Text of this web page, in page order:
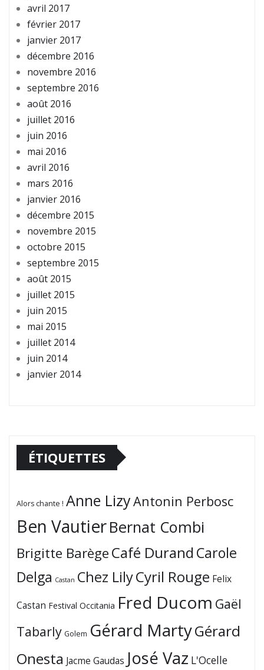
avril 2017
février 2017
janvier 2017
décembre 2016
novembre 2016
septembre 2016
août 2016
juillet 2016
juin 2016
mai 2016
avril 2016
mars 2016
janvier 2016
décembre 2015
novembre 2015
octobre 2015
septembre 2015
août 2015
juillet 2015
juin 2015
mai 2015
juillet 2014
juin 2014
janvier 2014
ÉTIQUETTES
Alors chante ! Anne LizyAntonin Perbosc
Ben VautierBernat Combi
Brigitte BarègeCafé Durand Carole
Delga Castan Chez LilyCyril Rouge Felix
Castan Festival Occitania Fred Ducom Gaël
Tabarly Golem Gérard MartyGérard
Onesta Jacme Gaudas José Vaz L'Ocelle